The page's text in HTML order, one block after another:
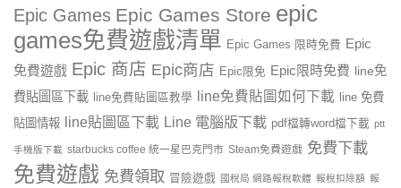
Epic Games Epic Games Store epic
games免費遊戲清單 Epic Games 限時免費 Epic
免費遊戲 Epic 商店 Epic商店 Epic限免 Epic限時免費 line免
費貼圖區下載
line免費貼圖區教學 line免費貼圖如何下載
line 免費
貼圖情報
line貼圖區下載 Line 電腦版下載 pdf檔轉word檔下載 ptt
手機版下載 starbucks coffee 統一星巴克門市 Steam免費遊戲 免費下載
免費遊戲 免費領取 冒險遊戲 國稅局 網路報稅軟體 報稅扣除額 報